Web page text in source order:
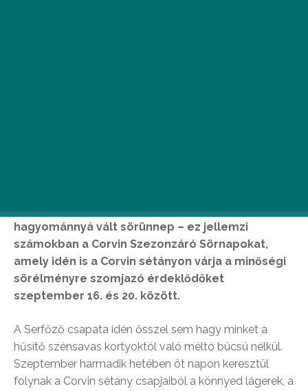
számtalan csapra vert hordó és egy, már
hagyománnyá vált sörünnep – ez jellemzi
számokban a Corvin Szezonzáró Sörnapokat,
amely idén is a Corvin sétányon várja a minőségi
sörélményre szomjazó érdeklődőket
szeptember 16. és 20. között.
A Serfőző csapata idén ősszel sem hagy minket a
hűsítő szénsavas kortyoktól való méltó búcsú nélkül.
Szeptember harmadik hetében öt napon keresztül
folynak a Corvin sétány csapjaiból a könnyed lágerek, a